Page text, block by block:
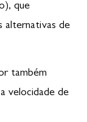
que
alternativas de
também
velocidade de